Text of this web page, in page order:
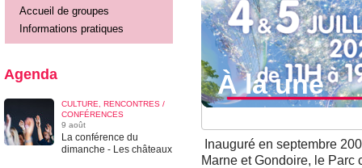
Accueil de groupes
Informations pratiques
Agenda
CULTURE, RENCONTRES /
CONFÉRENCES
9 août
La conférence du
dimanche - Les châteaux
À la une
À la une
À la une
À la une
Inauguré en septembre
Marne et Gondoire, le